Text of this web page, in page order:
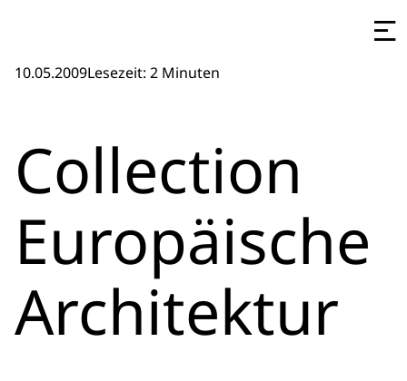
10.05.2009Lesezeit: 2 Minuten
Collection
Europäische
Architektur